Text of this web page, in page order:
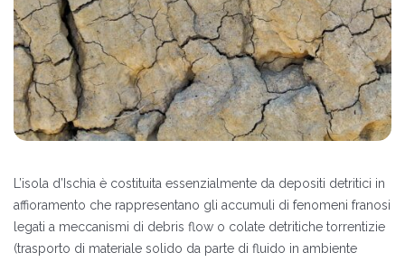
L’isola d’Ischia è costituita essenzialmente da depositi detritici in
affioramento che rappresentano gli accumuli di fenomeni franosi
legati a meccanismi di debris flow o colate detritiche torrentizie
(trasporto di materiale solido da parte di fluido in ambiente